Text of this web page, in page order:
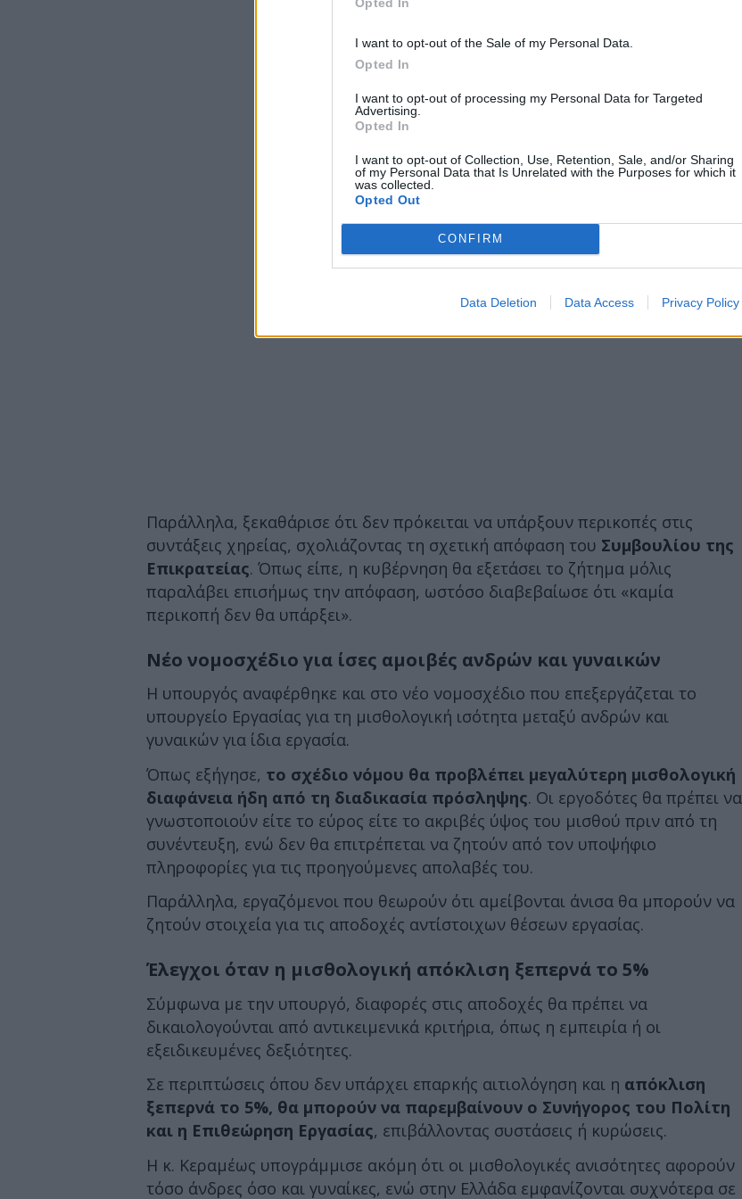
I want to opt-out of the Sale of my Personal Data.
Opted In
I want to opt-out of processing my Personal Data for Targeted
Advertising.
Opted In
I want to opt-out of Collection, Use, Retention, Sale, and/or Sharing
of my Personal Data that Is Unrelated with the Purposes for which it
was collected.
Opted Out
CONFIRM
Data Deletion Data Access Privacy Policy
Παράλληλα, ξεκαθάρισε ότι δεν πρόκειται να υπάρξουν περικοπές στις
συντάξεις χηρείας, σχολιάζοντας τη σχετική απόφαση του Συμβουλίου της
Επικρατείας. Όπως είπε, η κυβέρνηση θα εξετάσει το ζήτημα μόλις
παραλάβει επισήμως την απόφαση, ωστόσο διαβεβαίωσε ότι «καμία
περικοπή δεν θα υπάρξει».
Νέο νομοσχέδιο για ίσες αμοιβές ανδρών και γυναικών
Η υπουργός αναφέρθηκε και στο νέο νομοσχέδιο που επεξεργάζεται το
υπουργείο Εργασίας για τη μισθολογική ισότητα μεταξύ ανδρών και
γυναικών για ίδια εργασία.
Όπως εξήγησε, το σχέδιο νόμου θα προβλέπει μεγαλύτερη μισθολογική
διαφάνεια ήδη από τη διαδικασία πρόσληψης. Οι εργοδότες θα πρέπει να
γνωστοποιούν είτε το εύρος είτε το ακριβές ύψος του μισθού πριν από τη
συνέντευξη, ενώ δεν θα επιτρέπεται να ζητούν από τον υποψήφιο
πληροφορίες για τις προηγούμενες απολαβές του.
Παράλληλα, εργαζόμενοι που θεωρούν ότι αμείβονται άνισα θα μπορούν να
ζητούν στοιχεία για τις αποδοχές αντίστοιχων θέσεων εργασίας.
Έλεγχοι όταν η μισθολογική απόκλιση ξεπερνά το 5%
Σύμφωνα με την υπουργό, διαφορές στις αποδοχές θα πρέπει να
δικαιολογούνται από αντικειμενικά κριτήρια, όπως η εμπειρία ή οι
εξειδικευμένες δεξιότητες.
Σε περιπτώσεις όπου δεν υπάρχει επαρκής αιτιολόγηση και η απόκλιση
ξεπερνά το 5%, θα μπορούν να παρεμβαίνουν ο Συνήγορος του Πολίτη
και η Επιθεώρηση Εργασίας, επιβάλλοντας συστάσεις ή κυρώσεις.
Η κ. Κεραμέως υπογράμμισε ακόμη ότι οι μισθολογικές ανισότητες αφορούν
τόσο άνδρες όσο και γυναίκες, ενώ στην Ελλάδα εμφανίζονται συχνότερα σε